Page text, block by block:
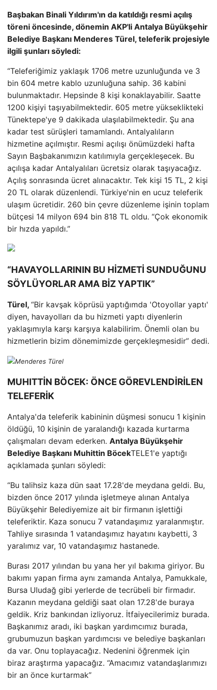
Başbakan Binali Yıldırım'ın da katıldığı resmi açılış
töreni öncesinde, dönemin AKP'li Antalya Büyükşehir
Belediye Başkanı Menderes Türel, teleferik projesiyle
ilgili şunları söyledi:
“Teleferiğimiz yaklaşık 1706 metre uzunluğunda ve 3
bin 604 metre kablo uzunluğuna sahip. 36 kabini
bulunmaktadır. Hepsinde 8 kişi konaklayabilir. Saatte
1200 kişiyi taşıyabilmektedir. 605 metre yükseklikteki
Tünektepe'ye 9 dakikada ulaşılabilmektedir. Şu ana
kadar test sürüşleri tamamlandı. Antalyalıların
hizmetine açılmıştır. Resmi açılışı önümüzdeki hafta
Sayın Başbakanımızın katılımıyla gerçekleşecek. Bu
açılışa kadar Antalyalıları ücretsiz olarak taşıyacağız.
Açılış sonrasında ücret alınacaktır. Tek kişi 15 TL, 2 kişi
20 TL olarak düzenlendi. Türkiye'nin en ucuz teleferik
ulaşım ücretidir. 260 bin çevre düzenleme işinin toplam
bütçesi 14 milyon 694 bin 818 TL oldu. “Çok ekonomik
bir hızda yapıldı.”
“HAVAYOLLARININ BU HİZMETİ SUNDUĞUNU
SÖYLÜYORLAR AMA BİZ YAPTIK”
Türel, “Bir kavşak köprüsü yaptığımda 'Otoyollar yaptı'
diyen, havayolları da bu hizmeti yaptı diyenlerin
yaklaşımıyla karşı karşıya kalabilirim. Önemli olan bu
hizmetlerin bizim dönemimizde gerçekleşmesidir” dedi.
Menderes Türel
MUHITTİN BÖCEK: ÖNCE GÖREVLENDİRİLEN
TELEFERİK
Antalya'da teleferik kabininin düşmesi sonucu 1 kişinin
öldüğü, 10 kişinin de yaralandığı kazada kurtarma
çalışmaları devam ederken. Antalya Büyükşehir
Belediye Başkanı Muhittin BöcekTELE1'e yaptığı
açıklamada şunları söyledi:
“Bu talihsiz kaza dün saat 17.28'de meydana geldi. Bu,
bizden önce 2017 yılında işletmeye alınan Antalya
Büyükşehir Belediyemize ait bir firmanın işlettiği
teleferiktir. Kaza sonucu 7 vatandaşımız yaralanmıştır.
Tahliye sırasında 1 vatandaşımız hayatını kaybetti, 3
yaralımız var, 10 vatandaşımız hastanede.
Burası 2017 yılından bu yana her yıl bakıma giriyor. Bu
bakımı yapan firma aynı zamanda Antalya, Pamukkale,
Bursa Uludağ gibi yerlerde de tecrübeli bir firmadır.
Kazanın meydana geldiği saat olan 17.28'de buraya
geldik. Kriz bankından izliyoruz. İtfaiyecilerimiz burada.
Başkanımız aradı, iki başkan yardımcımız burada,
grubumuzun başkan yardımcısı ve belediye başkanları
da var. Onu toplayacağız. Nedenini öğrenmek için
biraz araştırma yapacağız. “Amacımız vatandaşlarımızı
bir an önce kurtarmak”